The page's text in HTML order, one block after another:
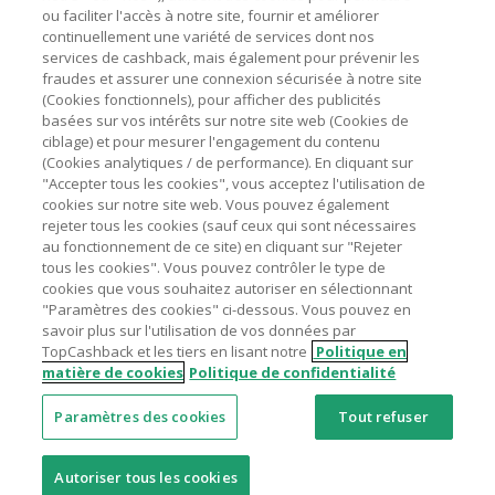
livraison/d’emballage/de service.
L'utilisation de plugins tels que Honey, AdBlock, uBlock, Pi-
hole et VPN peut bloquer le suivi de votre commande.
Pour chaque nouvelle transaction, il faut revenir sur
TopCashback et cliquer sur le bouton rose de cashback
pour accéder au site marchand et faire votre achat.
Assurez-vous que le lien TopCashback est le dernier lien
utilisé pour visiter le site marchand avant de finaliser votre
achat.
Tout compte impliqué dans des commandes ou activités
frauduleuses pour manipuler le système de cashback sera
clôturé et leur cashback confisqué.
Astuces pour économiser
A propos de
Contactez-nous
Mentions légales
Nos sites UK US CN JP DE AU
© 2005 - 2026 TopCashback Group Limited
ou faciliter l'accès à notre site, fournir et améliorer
continuellement une variété de services dont nos
services de cashback, mais également pour prévenir les
fraudes et assurer une connexion sécurisée à notre site
(Cookies fonctionnels), pour afficher des publicités
basées sur vos intérêts sur notre site web (Cookies de
ciblage) et pour mesurer l'engagement du contenu
(Cookies analytiques / de performance). En cliquant sur
"Accepter tous les cookies", vous acceptez l'utilisation de
cookies sur notre site web. Vous pouvez également
rejeter tous les cookies (sauf ceux qui sont nécessaires
au fonctionnement de ce site) en cliquant sur "Rejeter
tous les cookies". Vous pouvez contrôler le type de
cookies que vous souhaitez autoriser en sélectionnant
"Paramètres des cookies" ci-dessous. Vous pouvez en
savoir plus sur l'utilisation de vos données par
TopCashback et les tiers en lisant notre Politique en
matière de cookies Politique de confidentialité
Paramètres des cookies Tout refuser
Autoriser tous les cookies